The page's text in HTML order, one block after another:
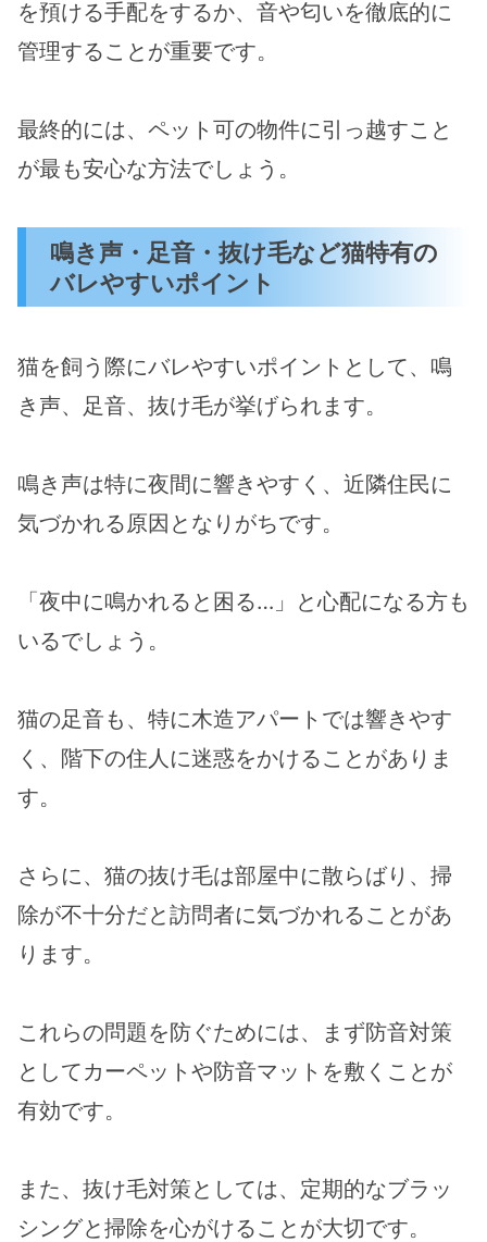
を預ける手配をするか、音や匂いを徹底的に
管理することが重要です。
最終的には、ペット可の物件に引っ越すこと
が最も安心な方法でしょう。
鳴き声・足音・抜け毛など猫特有の
バレやすいポイント
猫を飼う際にバレやすいポイントとして、鳴
き声、足音、抜け毛が挙げられます。
鳴き声は特に夜間に響きやすく、近隣住民に
気づかれる原因となりがちです。
「夜中に鳴かれると困る…」と心配になる方も
いるでしょう。
猫の足音も、特に木造アパートでは響きやす
く、階下の住人に迷惑をかけることがありま
す。
さらに、猫の抜け毛は部屋中に散らばり、掃
除が不十分だと訪問者に気づかれることがあ
ります。
これらの問題を防ぐためには、まず防音対策
としてカーペットや防音マットを敷くことが
有効です。
また、抜け毛対策としては、定期的なブラッ
シングと掃除を心がけることが大切です。